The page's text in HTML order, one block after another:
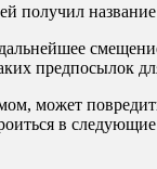
получил
предпосылок
может
в